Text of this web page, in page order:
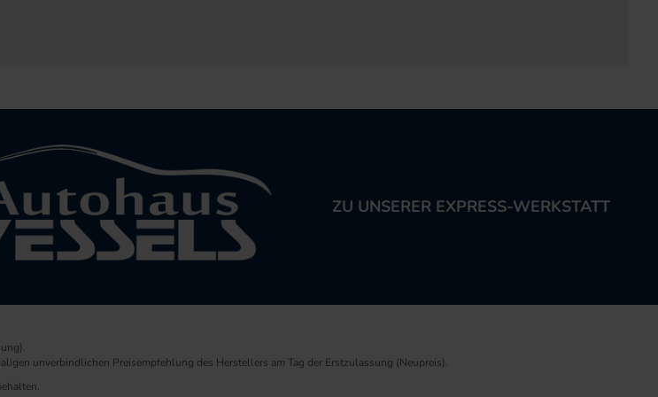
ZU UNSERER EXPRESS-WERKSTATT
unverbindlichen Preisempfehlung des Herstellers am Tag der Erstzulassung (Neupreis).